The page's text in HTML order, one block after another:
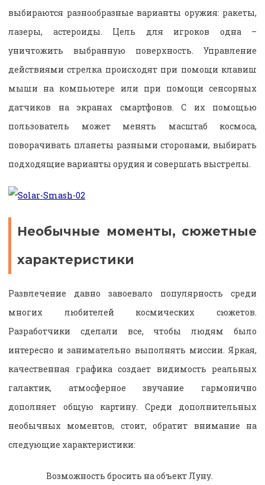
выбираются разнообразные варианты оружия: ракеты,
лазеры, астероиды. Цель для игроков одна –
уничтожить выбранную поверхность. Управление
действиями стрелка происходят при помощи клавиш
мыши на компьютере или при помощи сенсорных
датчиков на экранах смартфонов. С их помощью
пользователь может менять масштаб космоса,
поворачивать планеты разными сторонами, выбирать
подходящие варианты орудия и совершать выстрелы.
Необычные моменты, сюжетные
характеристики
Развлечение давно завоевало популярность среди
многих любителей космических сюжетов.
Разработчики сделали все, чтобы людям было
интересно и занимательно выполнять миссии. Яркая,
качественная графика создает видимость реальных
галактик, атмосферное звучание гармонично
дополняет общую картину. Среди дополнительных
необычных моментов, стоит, обратит внимание на
следующие характеристики:
Возможность бросить на объект Луну.